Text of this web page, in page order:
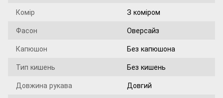
Комір
З коміром
Фасон
Оверсайз
Капюшон
Без капюшона
Тип кишень
Без кишень
Довжина рукава
Довгий